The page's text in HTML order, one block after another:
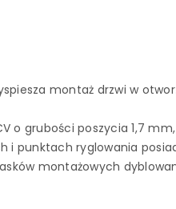
montaż drzwi w
o grubości poszycia 1,7
i punktach ryglowania
montażowych